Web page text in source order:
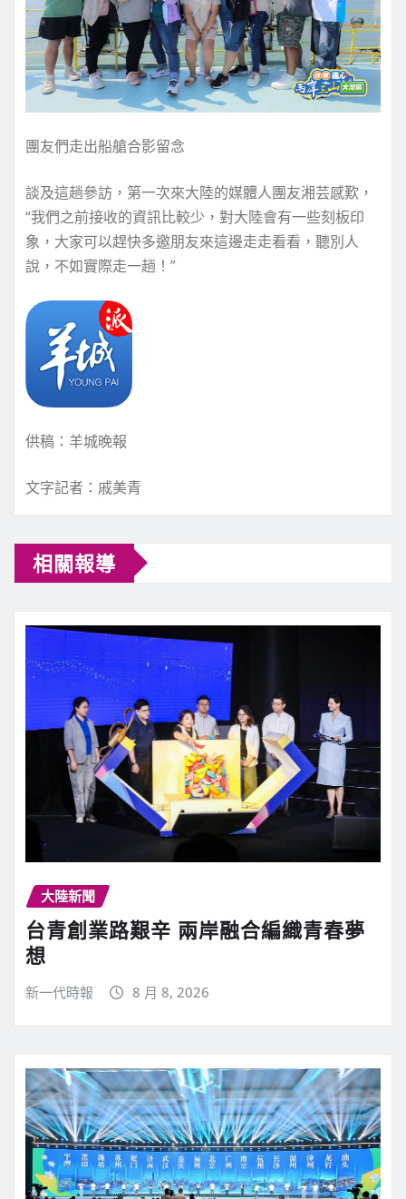
團友們走出船艙合影留念
談及這趟參訪，第一次來大陸的媒體人團友湘芸感歎，
“我們之前接收的資訊比較少，對大陸會有一些刻板印
象，大家可以趕快多邀朋友來這邊走走看看，聽別人
說，不如實際走一趟！”
供稿：羊城晚報
文字記者：戚美青
相關報導
大陸新聞
台青創業路艱辛 兩岸融合編織青春夢
想
新一代時報 8 月 8, 2026